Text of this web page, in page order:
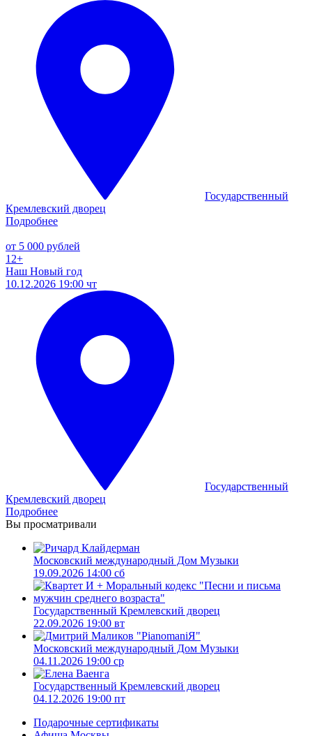
Государственный
Кремлевский дворец
Подробнее
от 5 000 рублей
12+
Наш Новый год
10.12.2026 19:00 чт
Государственный
Кремлевский дворец
Подробнее
Вы просматривали
Московский международный Дом Музыки
19.09.2026 14:00 сб
Государственный Кремлевский дворец
22.09.2026 19:00 вт
Московский международный Дом Музыки
04.11.2026 19:00 ср
Государственный Кремлевский дворец
04.12.2026 19:00 пт
Подарочные сертификаты